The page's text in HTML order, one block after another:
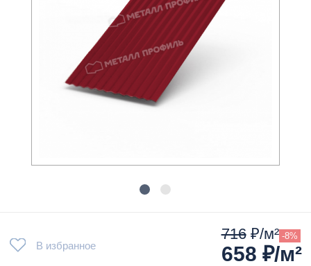
В избранное
716₽/м² -8%
658 ₽/м²